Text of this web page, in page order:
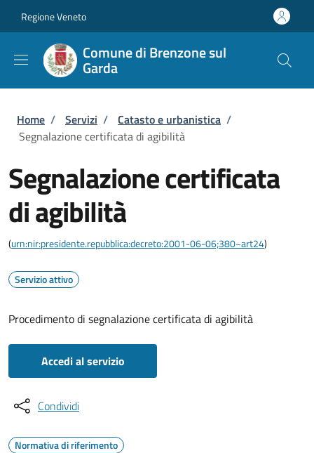
Regione Veneto
Comune di Brenzone sul
Garda
Briciole di pane
Home / Servizi / Catasto e urbanistica /
Segnalazione certificata di agibilità
Segnalazione certificata
di agibilità
(urn:nir:presidente.repubblica:decreto:2001-06-06;380~art24)
Servizio attivo
Procedimento di segnalazione certificata di agibilità
Accedi al servizio
Condividi
Normativa di riferimento